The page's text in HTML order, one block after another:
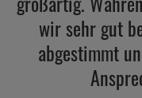
wir sehr gut
abgestimmt